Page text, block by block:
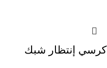
كرسي إنتظار شبك